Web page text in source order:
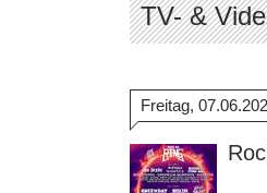
TV- &
Freitag,